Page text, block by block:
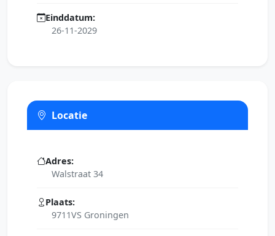
Einddatum:
26-11-2029
Locatie
Adres:
Walstraat 34
Plaats:
9711VS Groningen